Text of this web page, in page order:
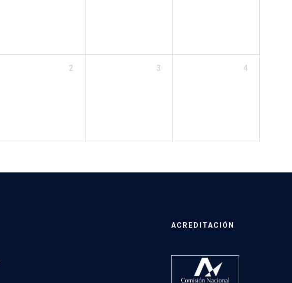
2 3 4
ACREDITACIÓN